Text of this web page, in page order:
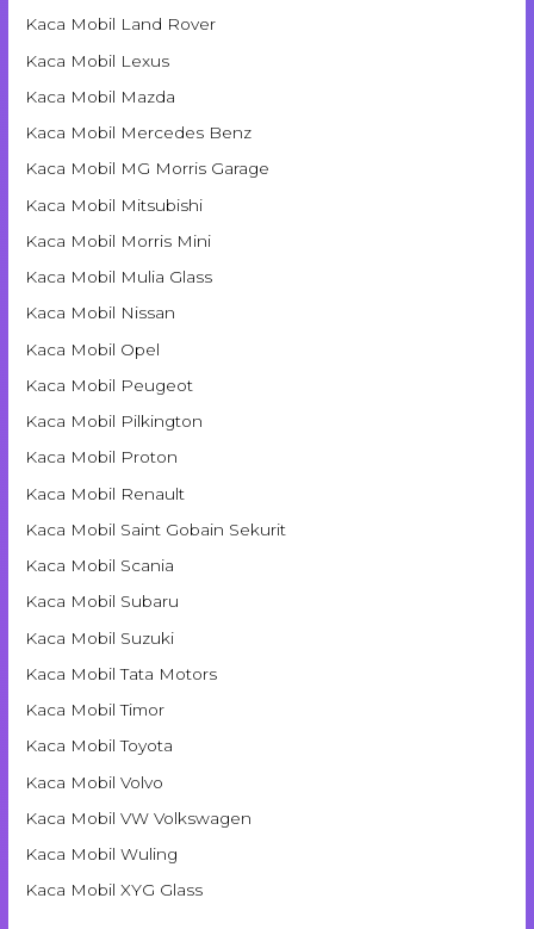
Kaca Mobil Land Rover
Kaca Mobil Lexus
Kaca Mobil Mazda
Kaca Mobil Mercedes Benz
Kaca Mobil MG Morris Garage
Kaca Mobil Mitsubishi
Kaca Mobil Morris Mini
Kaca Mobil Mulia Glass
Kaca Mobil Nissan
Kaca Mobil Opel
Kaca Mobil Peugeot
Kaca Mobil Pilkington
Kaca Mobil Proton
Kaca Mobil Renault
Kaca Mobil Saint Gobain Sekurit
Kaca Mobil Scania
Kaca Mobil Subaru
Kaca Mobil Suzuki
Kaca Mobil Tata Motors
Kaca Mobil Timor
Kaca Mobil Toyota
Kaca Mobil Volvo
Kaca Mobil VW Volkswagen
Kaca Mobil Wuling
Kaca Mobil XYG Glass